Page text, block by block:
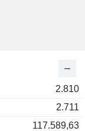
2.810
2.711
117.589,63